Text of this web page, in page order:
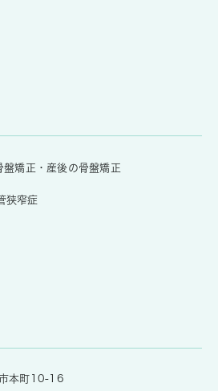
矯正・産後の骨盤矯正
狭窄症
本町10-16